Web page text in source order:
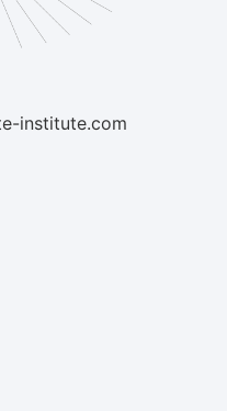
institute.com